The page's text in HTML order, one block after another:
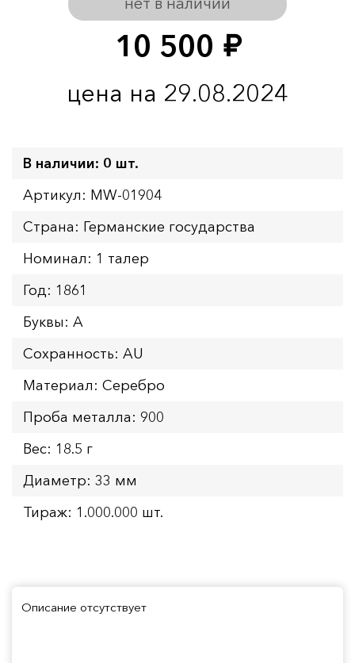
10 500 руб.
цена на 29.08.2024
В наличии: 0 шт.
Артикул: MW-01904
Страна: Германские государства
Номинал: 1 талер
Год: 1861
Буквы: A
Сохранность: AU
Материал: Серебро
Проба металла: 900
Вес: 18.5 г
Диаметр: 33 мм
Тираж: 1.000.000 шт.
Описание отсутствует